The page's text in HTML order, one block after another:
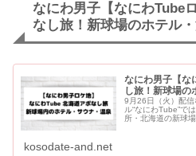
なにわ男子【なにわTube
なし旅！新球場のホテル
なにわ男子【な
し旅！新球場の
9月26日（火）配
ル“なにわTube”で
所・北海道の新球
kosodate-and.net